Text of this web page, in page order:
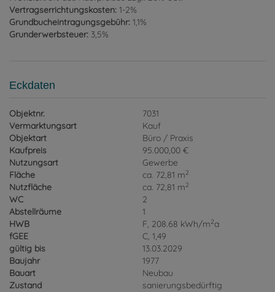
Vertragserrichtungskosten: 1-2%
Grundbucheintragungsgebühr: 1,1%
Grunderwerbsteuer: 3,5%
Eckdaten
Objektnr.
7031
Vermarktungsart
Kauf
Objektart
Büro / Praxis
Kaufpreis
95.000,00 €
Nutzungsart
Gewerbe
Fläche
ca. 72,81 m2
Nutzfläche ca. 72,81 m2
WC
2
Abstellräume
1
HWB
F, 208.68 kWh/m2a
fGEE
C, 1,49
gültig bis
13.03.2029
Baujahr
1977
Bauart
Neubau
Zustand
sanierungsbedürftig